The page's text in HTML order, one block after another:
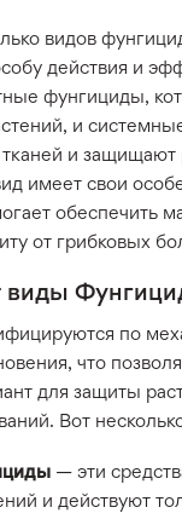
видов
действия и
фунгициды,
и
и защищают
имеет свои
обеспечить
от грибковых
виды
по
что
для защиты
Вот
— эти
и действуют